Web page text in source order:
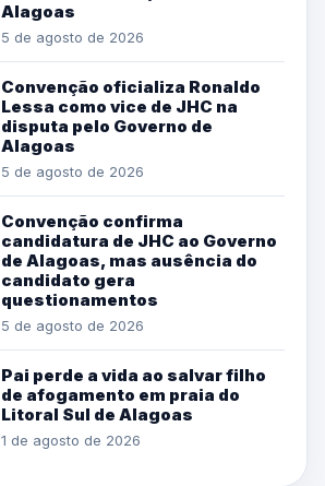
Alagoas
5 de agosto de 2026
Convenção oficializa Ronaldo
Lessa como vice de JHC na
disputa pelo Governo de
Alagoas
5 de agosto de 2026
Convenção confirma
candidatura de JHC ao Governo
de Alagoas, mas ausência do
candidato gera
questionamentos
5 de agosto de 2026
Pai perde a vida ao salvar filho
de afogamento em praia do
Litoral Sul de Alagoas
1 de agosto de 2026